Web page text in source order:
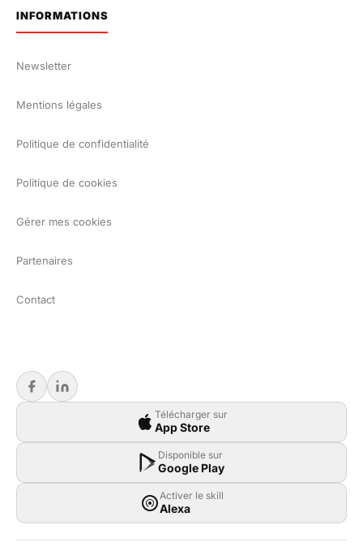
INFORMATIONS
Newsletter
Mentions légales
Politique de confidentialité
Politique de cookies
Gérer mes cookies
Partenaires
Contact
Télécharger sur
App Store
Disponible sur
Google Play
Activer le skill
Alexa